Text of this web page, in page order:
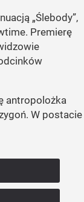
„Ślebody”,
Premierę
antropolożka
W postacie